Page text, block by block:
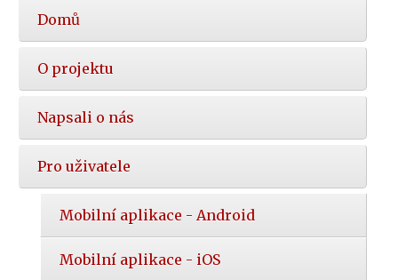
Hlavní
nabídka
Domů
O projektu
Napsali o nás
Pro uživatele
Mobilní aplikace - Android
Mobilní aplikace - iOS